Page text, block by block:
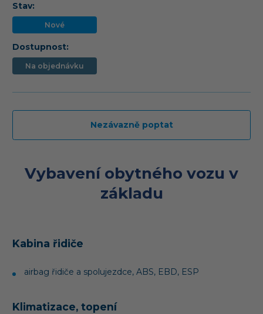
Stav:
Nové
Dostupnost:
Na objednávku
Nezávazně poptat
Vybavení obytného vozu v
základu
Kabina řidiče
airbag řidiče a spolujezdce, ABS, EBD, ESP
Klimatizace, topení